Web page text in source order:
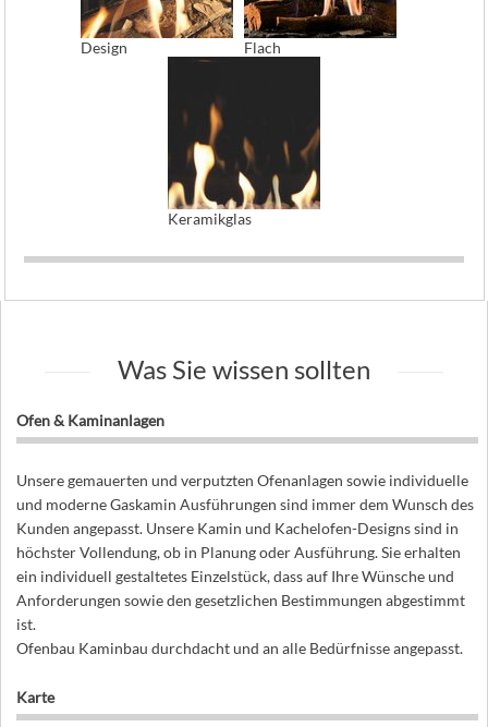
Design Flach
Keramikglas
Was Sie wissen sollten
Ofen & Kaminanlagen
Unsere gemauerten und verputzten Ofenanlagen sowie individuelle
und moderne Gaskamin Ausführungen sind immer dem Wunsch des
Kunden angepasst. Unsere Kamin und Kachelofen-Designs sind in
höchster Vollendung, ob in Planung oder Ausführung. Sie erhalten
ein individuell gestaltetes Einzelstück, dass auf Ihre Wünsche und
Anforderungen sowie den gesetzlichen Bestimmungen abgestimmt
ist.
Ofenbau Kaminbau durchdacht und an alle Bedürfnisse angepasst.
Karte